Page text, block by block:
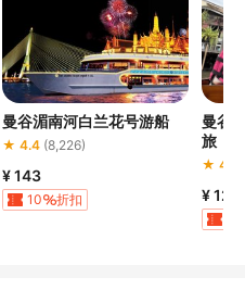
曼谷湄南河白兰花号游船
★ 4.4 (8,226)
¥ 143
10
折扣
曼谷
旅
★ 4.9
¥ 129